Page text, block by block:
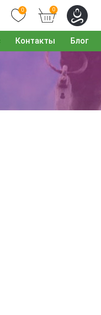
0 0
Контакты Блог